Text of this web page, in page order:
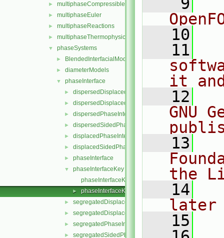
► multiphaseCompressibleMomentumTransportModels
► multiphaseEuler
► multiphaseReactions
► multiphaseThermophysicalTransportModels
▼ phaseSystems
► BlendedInterfacialModel
► diameterModels
▼ phaseInterface
► dispersedDisplacedPhaseInterface
► dispersedDisplacedSidedPhaseInterface
► dispersedPhaseInterface
► dispersedSidedPhaseInterface
► displacedPhaseInterface
► displacedSidedPhaseInterface
► phaseInterface
▼
phaseInterfaceKey
phaseInterfaceKey.C
► phaseInterfaceKey.H
► segregatedDisplacedPhaseInterface
► segregatedDisplacedSidedPhaseInterface
► segregatedPhaseInterface
► segregatedSidedPhaseInterface
   10
   11
it
   12
GNU
   13
the
   14
later
   15